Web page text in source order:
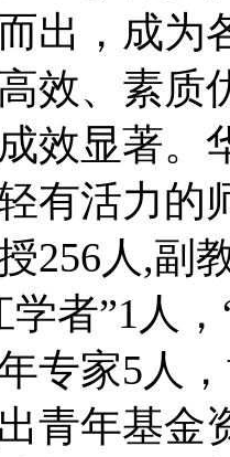
出，成为
效、素质
效显著。
有活力的
256人,副
学者”1人
专家5人
青年基金